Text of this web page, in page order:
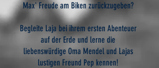
Max' Freude am Biken zurückzugeben?
Begleite Laja bei ihrem ersten Abenteuer
auf der Erde und lerne die
liebenswürdige Oma Mendel und Lajas
lustigen Freund Pep kennen!